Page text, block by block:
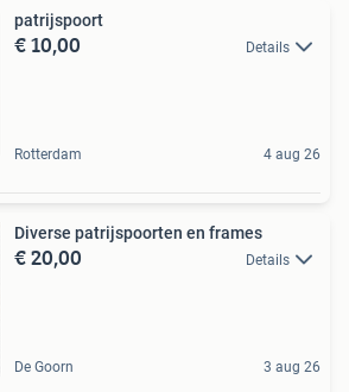
patrijspoort
€ 10,00 Details
Rotterdam 4 aug 26
Diverse patrijspoorten en frames
€ 20,00 Details
De Goorn 3 aug 26